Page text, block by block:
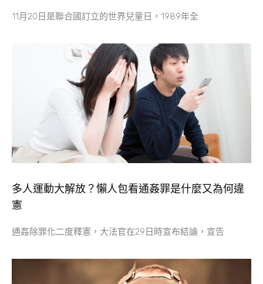
11月20日是聯合國訂立的世界兒童日，1989年全
多人運動大解放？懶人包看通姦罪是什麼又為何違
憲
通姦除罪化二度釋憲，大法官在29日時宣布結論，宣告